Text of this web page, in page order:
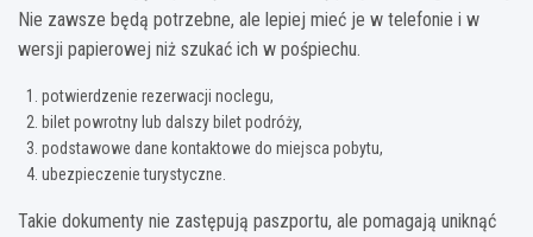
Nie zawsze będą potrzebne, ale lepiej mieć je w telefonie i w
wersji papierowej niż szukać ich w pośpiechu.
potwierdzenie rezerwacji noclegu,
bilet powrotny lub dalszy bilet podróży,
podstawowe dane kontaktowe do miejsca pobytu,
ubezpieczenie turystyczne.
Takie dokumenty nie zastępują paszportu, ale pomagają uniknąć